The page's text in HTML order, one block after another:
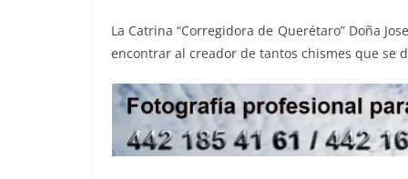
La Catrina “Corregidora de Querétaro” Doña
encontrar al creador de tantos chismes que se